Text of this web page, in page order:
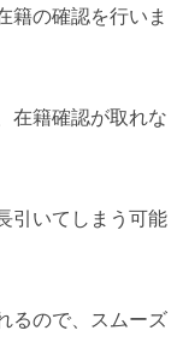
籍の確認を行いま
在籍確認が取れな
引いてしまう可能
るので、スムーズ